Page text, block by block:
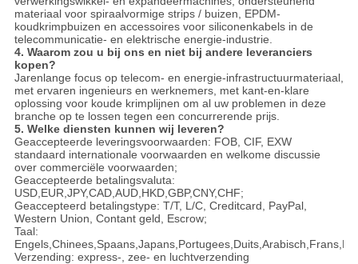
materiaal voor spiraalvormige strips / buizen, EPDM-
koudkrimpbuizen en accessoires voor siliconenkabels in de
telecommunicatie- en elektrische energie-industrie.
4. Waarom zou u bij ons en niet bij andere leveranciers
kopen?
Jarenlange focus op telecom- en energie-infrastructuurmateriaal,
met ervaren ingenieurs en werknemers, met kant-en-klare
oplossing voor koude krimplijnen om al uw problemen in deze
branche op te lossen tegen een concurrerende prijs.
5. Welke diensten kunnen wij leveren?
Geaccepteerde leveringsvoorwaarden: FOB, CIF, EXW
standaard internationale voorwaarden en welkome discussie
over commerciële voorwaarden;
Geaccepteerde betalingsvaluta:
USD,EUR,JPY,CAD,AUD,HKD,GBP,CNY,CHF;
Geaccepteerd betalingstype: T/T, L/C, Creditcard, PayPal,
Western Union, Contant geld, Escrow;
Taal:
Verzending: express-, zee- en luchtverzending